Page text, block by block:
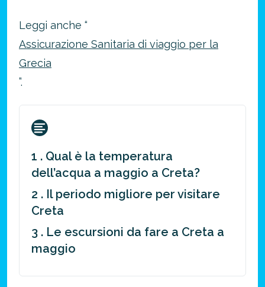
Leggi anche “
Assicurazione Sanitaria di viaggio per la
Grecia
”.
1 . Qual è la temperatura
dell’acqua a maggio a Creta?
2 . Il periodo migliore per visitare
Creta
3 . Le escursioni da fare a Creta a
maggio